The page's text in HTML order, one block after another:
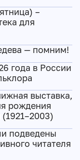
–
для
— помним!
года в России
выставка,
рождения
подведены
читателя